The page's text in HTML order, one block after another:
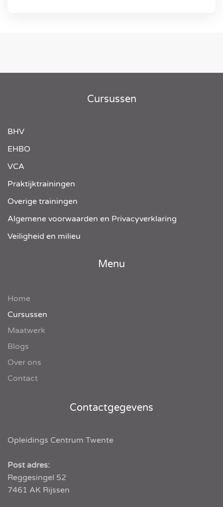
Cursussen
BHV
EHBO
VCA
Praktijktrainingen
Overige trainingen
Algemene voorwaarden en Privacyverklaring
Veiligheid en milieu
Menu
Home
Cursussen
Maatwerk
Blogs
Over ons
Contact
Contactgegevens
Opleidings Centrum Twente
Post adres:
Reggesingel 52
7461 AK Rijssen